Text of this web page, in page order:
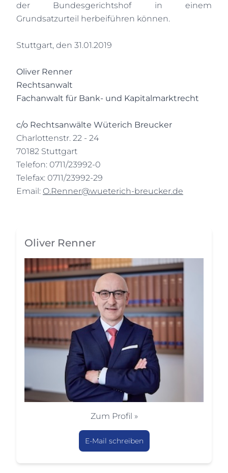
der Bundesgerichtshof in einem
Grundsatzurteil herbeiführen können.
Stuttgart, den 31.01.2019
Oliver Renner
Rechtsanwalt
Fachanwalt für Bank- und Kapitalmarktrecht
c/o Rechtsanwälte Wüterich Breucker
Charlottenstr. 22 - 24
70182 Stuttgart
Telefon: 0711/23992-0
Telefax: 0711/23992-29
Email: O.Renner@wueterich-breucker.de
Oliver Renner
Zum Profil »
E-Mail schreiben